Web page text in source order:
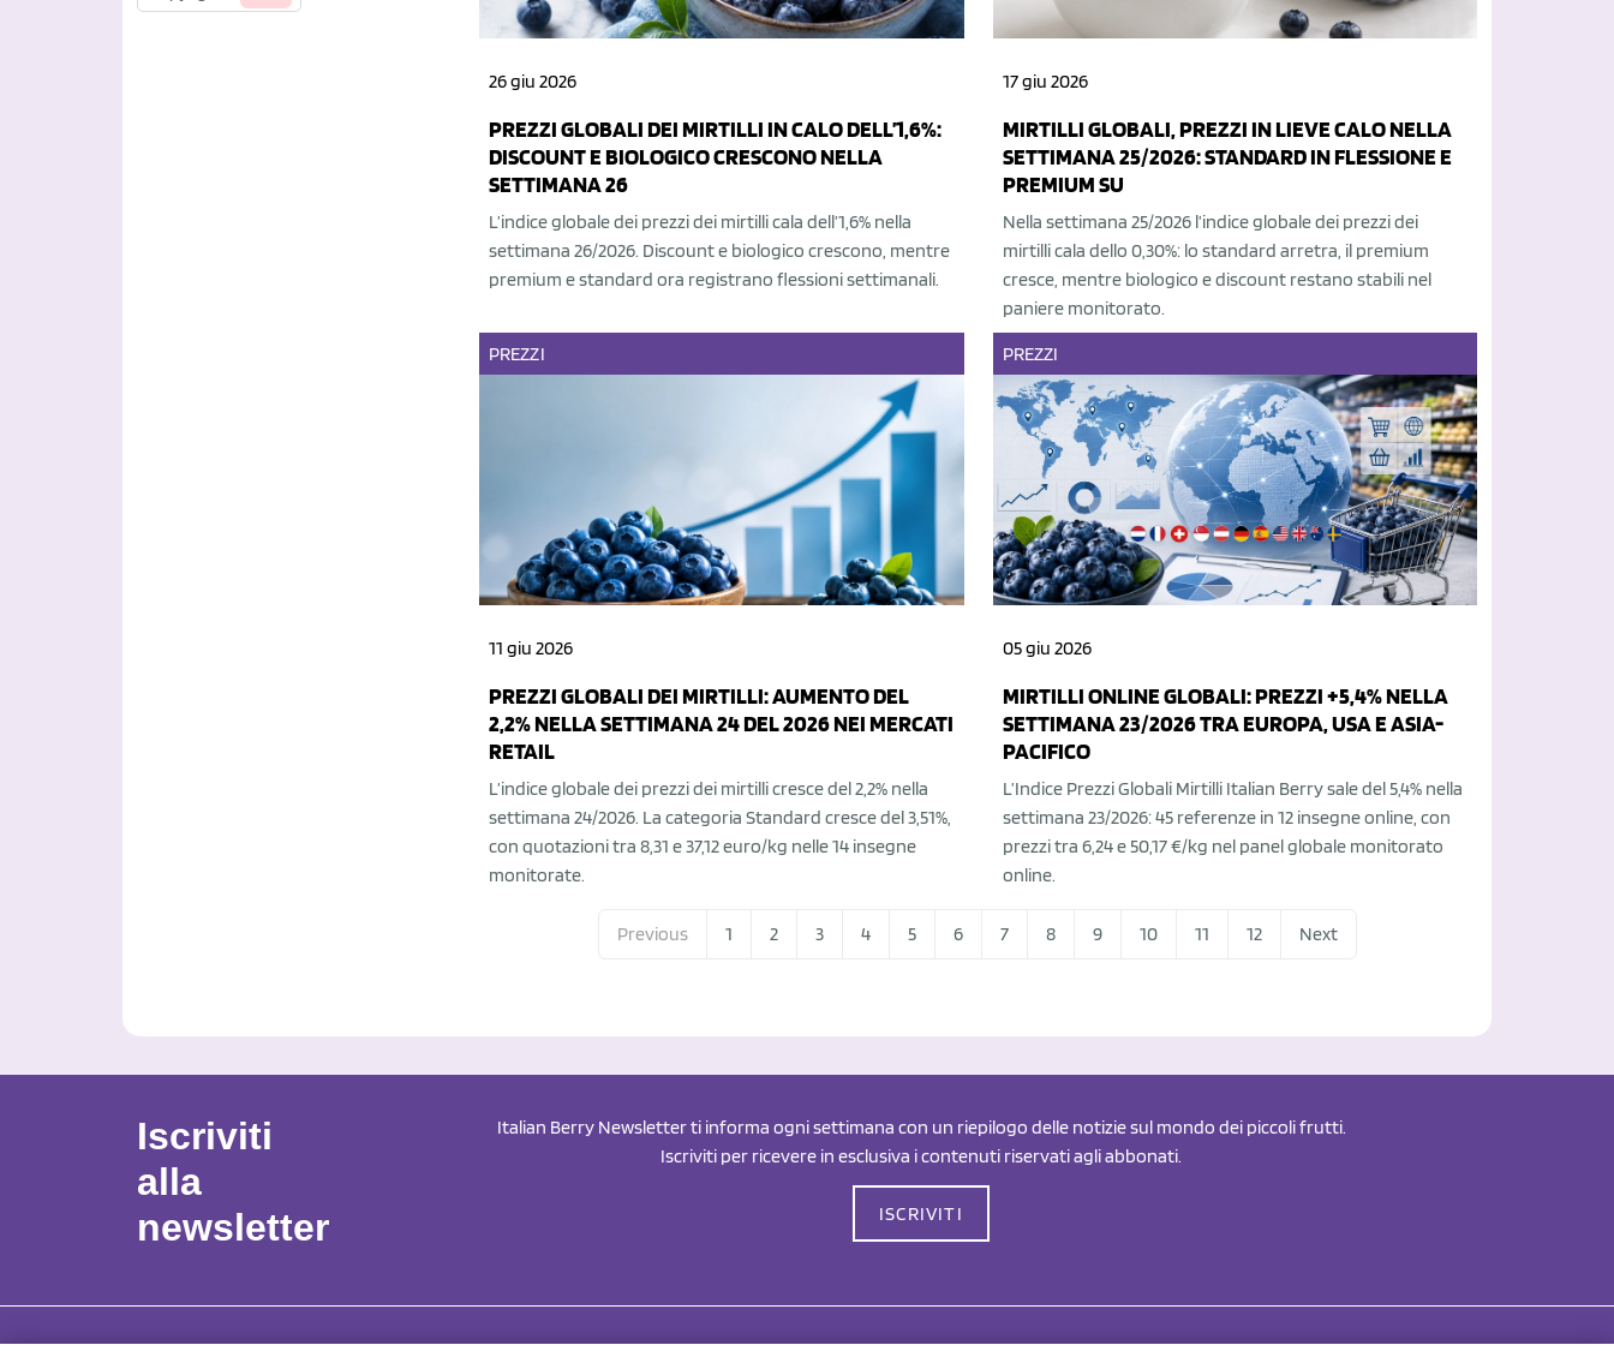
26 giu 2026
PREZZI GLOBALI DEI MIRTILLI IN CALO DELL’1,6%:
DISCOUNT E BIOLOGICO CRESCONO NELLA
SETTIMANA 26
L’indice globale dei prezzi dei mirtilli cala dell’1,6% nella
settimana 26/2026. Discount e biologico crescono, mentre
premium e standard ora registrano flessioni settimanali.
17 giu 2026
MIRTILLI GLOBALI, PREZZI IN LIEVE CALO NELLA
SETTIMANA 25/2026: STANDARD IN FLESSIONE E
PREMIUM SU
Nella settimana 25/2026 l’indice globale dei prezzi dei
mirtilli cala dello 0,30%: lo standard arretra, il premium
cresce, mentre biologico e discount restano stabili nel
paniere monitorato.
PREZZI
11 giu 2026
PREZZI GLOBALI DEI MIRTILLI: AUMENTO DEL
2,2% NELLA SETTIMANA 24 DEL 2026 NEI MERCATI
RETAIL
L’indice globale dei prezzi dei mirtilli cresce del 2,2% nella
settimana 24/2026. La categoria Standard cresce del 3,51%,
con quotazioni tra 8,31 e 37,12 euro/kg nelle 14 insegne
monitorate.
PREZZI
05 giu 2026
MIRTILLI ONLINE GLOBALI: PREZZI +5,4% NELLA
SETTIMANA 23/2026 TRA EUROPA, USA E ASIA-
PACIFICO
L’Indice Prezzi Globali Mirtilli Italian Berry sale del 5,4% nella
settimana 23/2026: 45 referenze in 12 insegne online, con
prezzi tra 6,24 e 50,17 €/kg nel panel globale monitorato
online.
Previous 1 2 3 4 5 6 7 8 9 10 11 12 Next
Iscriviti
alla
newsletter
Italian Berry Newsletter ti informa ogni settimana con un riepilogo delle notizie sul mondo dei piccoli frutti.
Iscriviti per ricevere in esclusiva i contenuti riservati agli abbonati.
ISCRIVITI